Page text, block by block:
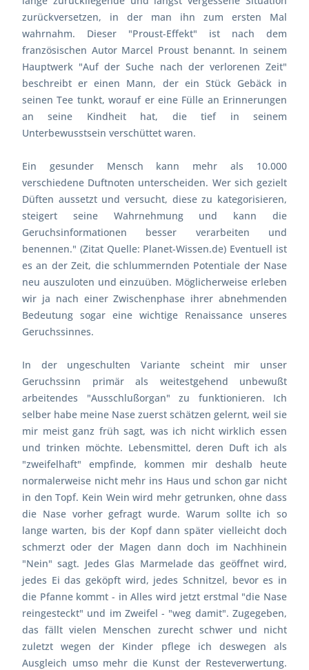
zurückversetzen, in der man ihn zum ersten Mal
wahrnahm. Dieser "Proust-Effekt" ist nach dem
französischen Autor Marcel Proust benannt. In seinem
Hauptwerk "Auf der Suche nach der verlorenen Zeit"
beschreibt er einen Mann, der ein Stück Gebäck in
seinen Tee tunkt, worauf er eine Fülle an Erinnerungen
an seine Kindheit hat, die tief in seinem
Unterbewusstsein verschüttet waren.
Ein gesunder Mensch kann mehr als 10.000
verschiedene Duftnoten unterscheiden. Wer sich gezielt
Düften aussetzt und versucht, diese zu kategorisieren,
steigert seine Wahrnehmung und kann die
Geruchsinformationen besser verarbeiten und
benennen." (Zitat Quelle: Planet-Wissen.de) Eventuell ist
es an der Zeit, die schlummernden Potentiale der Nase
neu auszuloten und einzuüben. Möglicherweise erleben
wir ja nach einer Zwischenphase ihrer abnehmenden
Bedeutung sogar eine wichtige Renaissance unseres
Geruchssinnes.
In der ungeschulten Variante scheint mir unser
Geruchssinn primär als weitestgehend unbewußt
arbeitendes "Ausschlußorgan" zu funktionieren. Ich
selber habe meine Nase zuerst schätzen gelernt, weil sie
mir meist ganz früh sagt, was ich nicht wirklich essen
und trinken möchte. Lebensmittel, deren Duft ich als
"zweifelhaft" empfinde, kommen mir deshalb heute
normalerweise nicht mehr ins Haus und schon gar nicht
in den Topf. Kein Wein wird mehr getrunken, ohne dass
die Nase vorher gefragt wurde. Warum sollte ich so
lange warten, bis der Kopf dann später vielleicht doch
schmerzt oder der Magen dann doch im Nachhinein
"Nein" sagt. Jedes Glas Marmelade das geöffnet wird,
jedes Ei das geköpft wird, jedes Schnitzel, bevor es in
die Pfanne kommt - in Alles wird jetzt erstmal "die Nase
reingesteckt" und im Zweifel - "weg damit". Zugegeben,
das fällt vielen Menschen zurecht schwer und nicht
zuletzt wegen der Kinder pflege ich deswegen als
Ausgleich umso mehr die Kunst der Resteverwertung.